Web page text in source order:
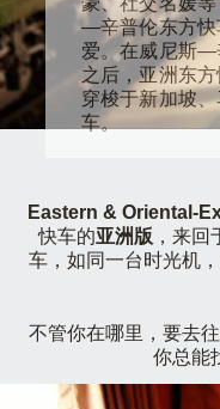
—辛普伦东方快
爱。在威尼斯—
之后，亚洲东
穿梭于新加坡
车。
Eastern & Oriental-
快车的亚洲版 ，来
车，如同一台时光机
不管你在哪里，要去
你总能